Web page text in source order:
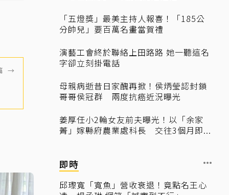
→
「五燈獎」最美主持人報喜！「185公
分帥兒」要百萬名畫當賀禮
演藝工會終於聯絡上田路路 她一聽這名
字卻立刻掛電話
母親病逝昔日家醜再掀！侯炳瑩認封鎖
哥哥侯冠群 兩度抗癌近況曝光
姜厚任小2輪女友前夫曝光！以「余家
菁」嫁縣府農業處科長 交往3個月即...
即時
邱瓈寬「寬魚」營收衰退！竟點名王心